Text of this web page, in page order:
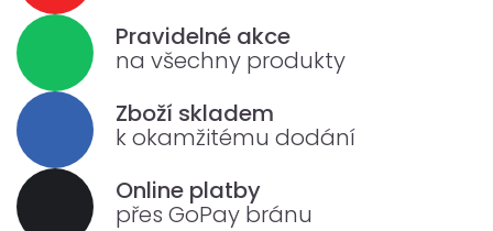
Pravidelné akce
na všechny produkty
Zboží skladem
k okamžitému dodání
Online platby
přes GoPay bránu